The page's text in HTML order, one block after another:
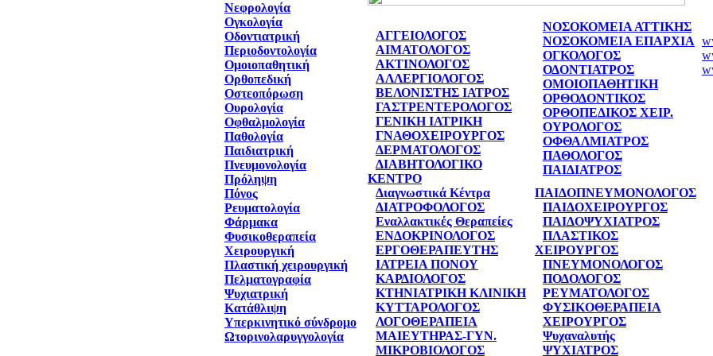
Νεφρολογία
Ογκολογία
Οδοντιατρική
Περιοδοντολογία
Ομοιοπαθητική
Ορθοπεδική
Οστεοπόρωση
Ουρολογία
Οφθαλμολογία
Παθολογία
Παιδιατρική
Πνευμονολογία
Πρόληψη
Πόνος
Ρευματολογία
Φάρμακα
Φυσικοθεραπεία
Χειρουργική
Πλαστική χειρουργική
Πελματογραφία
Ψυχιατρική
Κατάθλιψη
Υπερκινητικό σύνδρομο
Ωτορινολαρυγγολογία
ΑΓΓΕΙΟΛΟΓΟΣ
ΑΙΜΑΤΟΛΟΓΟΣ
ΑΚΤΙΝΟΛΟΓΟΣ
ΑΛΛΕΡΓΙΟΛΟΓΟΣ
ΒΕΛΟΝΙΣΤΗΣ ΙΑΤΡΟΣ
ΓΑΣΤΡΕΝΤΕΡΟΛΟΓΟΣ
ΓΕΝΙΚΗ ΙΑΤΡΙΚΗ
ΓΝΑΘΟΧΕΙΡΟΥΡΓΟΣ
ΔΕΡΜΑΤΟΛΟΓΟΣ
ΔΙΑΒΗΤΟΛΟΓΙΚΟ
ΚΕΝΤΡΟ
Διαγνωστικά Κέντρα
ΔΙΑΤΡΟΦΟΛΟΓΟΣ
Εναλλακτικές Θεραπείες
ΕΝΔΟΚΡΙΝΟΛΟΓΟΣ
ΕΡΓΟΘΕΡΑΠΕΥΤΗΣ
ΙΑΤΡΕΙΑ ΠΟΝΟΥ
ΚΑΡΔΙΟΛΟΓΟΣ
ΚΤΗΝΙΑΤΡΙΚΗ ΚΛΙΝΙΚΗ
ΚΥΤΤΑΡΟΛΟΓΟΣ
ΛΟΓΟΘΕΡΑΠΕΙΑ
ΜΑΙΕΥΤΗΡΑΣ-ΓΥΝ.
ΜΙΚΡΟΒΙΟΛΟΓΟΣ
ΝΟΣΟΚΟΜΕΙΑ ΑΤΤΙΚΗΣ
ΝΟΣΟΚΟΜΕΙΑ ΕΠΑΡΧΙΑ
ΟΓΚΟΛΟΓΟΣ
ΟΔΟΝΤΙΑΤΡΟΣ
ΟΜΟΙΟΠΑΘΗΤΙΚΗ
ΟΡΘΟΔΟΝΤΙΚΟΣ
ΟΡΘΟΠΕΔΙΚΟΣ ΧΕΙΡ.
ΟΥΡΟΛΟΓΟΣ
ΟΦΘΑΛΜΙΑΤΡΟΣ
ΠΑΘΟΛΟΓΟΣ
ΠΑΙΔΙΑΤΡΟΣ
ΠΑΙΔΟΠΝΕΥΜΟΝΟΛΟΓΟΣ
ΠΑΙΔΟΧΕΙΡΟΥΡΓΟΣ
ΠΑΙΔΟΨΥΧΙΑΤΡΟΣ
ΠΛΑΣΤΙΚΟΣ
ΧΕΙΡΟΥΡΓΟΣ
ΠΝΕΥΜΟΝΟΛΟΓΟΣ
ΠΟΔΟΛΟΓΟΣ
ΡΕΥΜΑΤΟΛΟΓΟΣ
ΦΥΣΙKΟΘΕΡΑΠΕΙΑ
ΧΕΙΡΟΥΡΓΟΣ
Ψυχαναλυτής
ΨΥΧΙΑΤΡΟΣ